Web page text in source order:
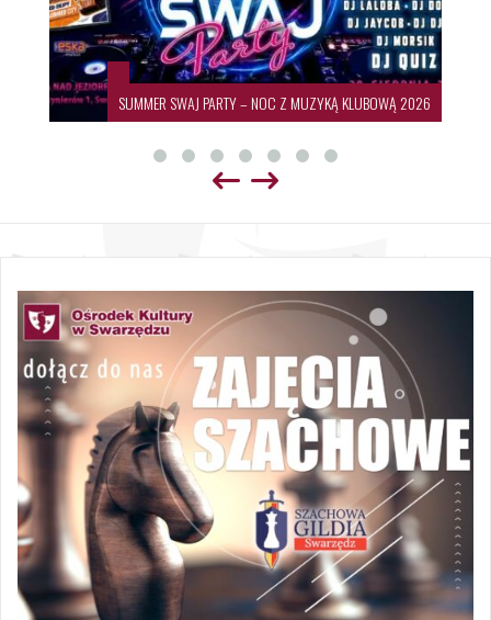
SUMMER SWAJ PARTY – NOC Z MUZYKĄ KLUBOWĄ 2026